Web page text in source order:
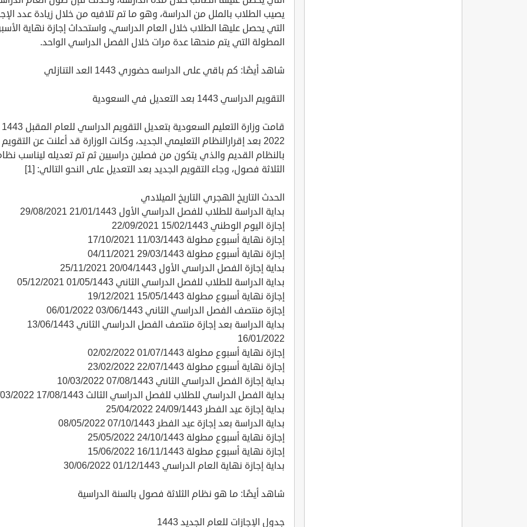
يصيب الطلاب بالملل من الدراسة، وهو ما تم تلافيه من خلال زيادة عدد
التي يحصل عليها الطلاب خلال العام الدراسي، واستحداث إجازة نهاية
المطولة التي يتم منحها عدة مرات خلال الفصل الدراسي الواحد.
شاهد أيضًا: كم باقي على الدراسه حضوري 1443 العد التنازلي
التقويم الدراسي 1443 بعد التعديل في السعودية
2022 بعد إقرارالنظام التعليمي الجديد، وكانت الوزارة قد أعلنت عن التقويم
بالنظام القديم والذي يتكون من فصلين دراسيين ثم تم تعديله ليناسب
الثلاثة فصول، وجاء التقويم الجديد بعد التعديل على النحو التالي: [1]
الحدث التاريخ الهجري التاريخ الميلادي
بداية الدراسة للطلاب للفصل الدراسي الأول 21/01/1443 29/08/2021
إجازة اليوم الوطني 15/02/1443 22/09/2021
إجازة نهاية أسبوع مطولة 11/03/1443 17/10/2021
إجازة نهاية أسبوع مطولة 29/03/1443 04/11/2021
بداية إجازة الفصل الدراسي الأول 20/04/1443 25/11/2021
بداية الدراسة للطلاب للفصل الدراسي الثاني 01/05/1443 05/12/2021
إجازة نهاية أسبوع مطولة 15/05/1443 19/12/2021
إجازة منتصف الفصل الدراسي الثاني 03/06/1443 06/01/2022
بداية الدراسة بعد إجازة منتصف الفصل الدراسي الثاني 13/06/1443
16/01/2022
إجازة نهاية أسبوع مطولة 01/07/1443 02/02/2022
إجازة نهاية أسبوع مطولة 22/07/1443 23/02/2022
بداية إجازة الفصل الدراسي الثاني 07/08/1443 10/03/2022
بداية الفصل الدراسي للطلاب للفصل الدراسي الثالث 17/08/1443 20/03/2022
بداية إجازة عيد الفطر 24/09/1443 25/04/2022
بداية الدراسة بعد إجازة عيد الفطر 07/10/1443 08/05/2022
إجازة نهاية أسبوع مطولة 24/10/1443 25/05/2022
إجازة نهاية أسبوع مطولة 16/11/1443 15/06/2022
بداية إجازة نهاية العام الدراسي 01/12/1443 30/06/2022
شاهد أيضًا: ما هو نظام الثلاثة فصول بالسنة الدراسية
جدول الإجازات للعام الجديد 1443